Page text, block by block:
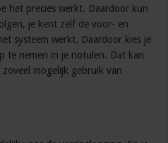
het precies werkt. Daardoor kun
je kent zelf de voor- en
systeem werkt. Daardoor kies je
te nemen in je notulen. Dat kan
mogelijk gebruik van